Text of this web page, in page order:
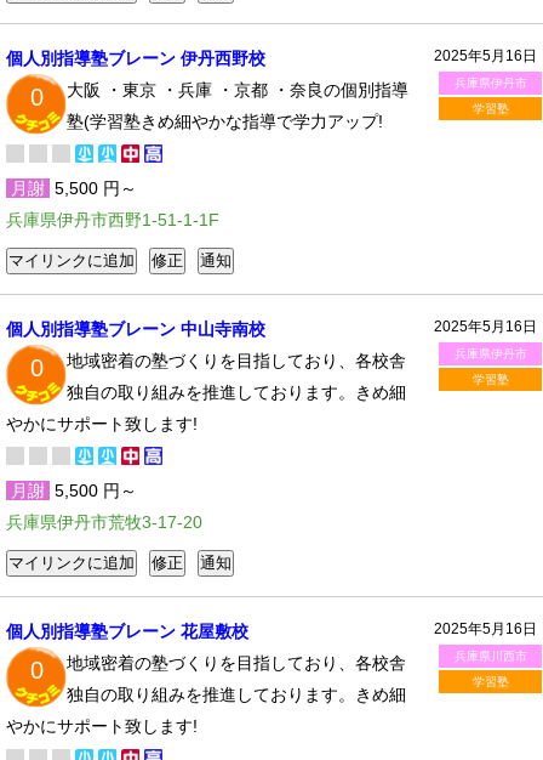
2025年5月16日
兵庫県伊丹市
学習塾
個人別指導塾ブレーン 伊丹西野校
0
大阪 ・東京 ・兵庫 ・京都 ・奈良の個別指導
塾(学習塾きめ細やかな指導で学力アップ!
月謝 5,500 円～
兵庫県伊丹市西野1-51-1-1F
2025年5月16日
兵庫県伊丹市
学習塾
個人別指導塾ブレーン 中山寺南校
0
地域密着の塾づくりを目指しており、各校舎
独自の取り組みを推進しております。きめ細
やかにサポート致します!
月謝 5,500 円～
兵庫県伊丹市荒牧3-17-20
2025年5月16日
兵庫県川西市
学習塾
個人別指導塾ブレーン 花屋敷校
0
地域密着の塾づくりを目指しており、各校舎
独自の取り組みを推進しております。きめ細
やかにサポート致します!